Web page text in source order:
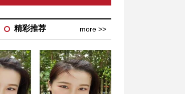
more >>
精彩推荐